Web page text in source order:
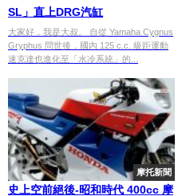
SL」直上DRG汽缸
大家好，我是大叔。 自從 Yamaha Cygnus
Gryphus 問世後，國內 125 c.c. 級距運動
速克達也進化至「水冷系統」的...
摩托新聞
史上空前絕後-昭和時代 400cc 摩